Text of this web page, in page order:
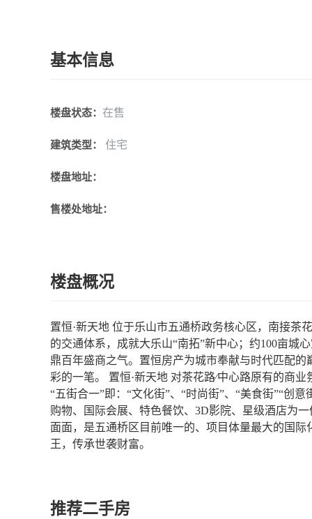
基本信息
楼盘状态： 在售
建筑类型： 住宅
楼盘地址：
售楼处地址：
楼盘概况
置恒·新天地 位于乐山市五通桥政务核心区，南接茶
的交通体系，成就大乐山“南拓”新中心；约100亩城
鼎百年盛商之气。置恒房产为城市奉献与时代匹配
彩的一笔。 置恒·新天地 对茶花路∕中心路原有的商
“五街合一”即：“文化街”、“时尚街”、“美食街”“创
购物、国际会展、特色餐饮、3D影院、星级酒店为
面面，是五通桥区目前唯一的、项目体量最大的国
王，传承世袭财富。
推荐二手房